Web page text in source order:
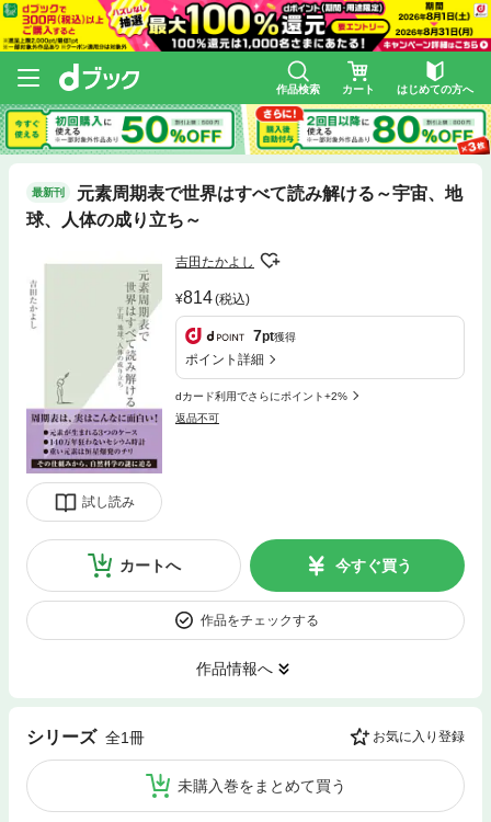
作品検索 カート はじめての方へ
最新刊
元素周期表で世界はすべて読み解ける～宇宙、地
球、人体の成り立ち～
試し読み
吉田たかよし
814(税込)
7pt獲得
ポイント詳細
dカード利用でさらにポイント+2%
返品不可
カートへ 今すぐ買う
作品をチェックする
作品情報へ
シリーズ 全1冊 お気に入り登録
未購入巻をまとめて買う